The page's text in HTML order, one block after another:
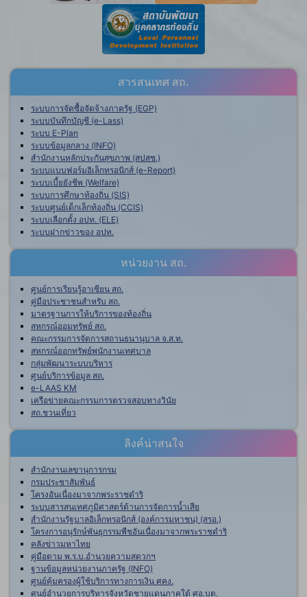
สารสนเทศ สถ.
ระบบการจัดซื้อจัดจ้างภาครัฐ (EGP)
ระบบบันทึกบัญชี (e-Lass)
ระบบ E-Plan
ระบบข้อมูลกลาง (INFO)
สำนักงานหลักประกันสุขภาพ (สปสช.)
ระบบแบบฟอร์มอิเล็กทรอนิกส์ (e-Report)
ระบบเบี้ยยังชีพ (Welfare)
ระบบการศึกษาท้องถิ่น (SIS)
ระบบศูนย์เด็กเล็กท้องถิ่น (CCIS)
ระบบเลือกตั้ง อปท. (ELE)
ระบบฝากข่าวของ อปท.
หน่วยงาน สถ.
ศูนย์การเรียนรู้อาเซียน สถ.
คู่มือประชาชนสำหรับ สถ.
มาตรฐานการให้บริการของท้องถิ่น
สหกรณ์ออมทรัพย์ สถ.
คณะกรรมการจัดการสถานธนานุบาล จ.ส.ท.
สหกรณ์ออกทรัพย์พนักงานเทศบาล
กลุ่มพัฒนาระบบบริหาร
ศูนย์บริการข้อมูล สถ.
e-LAAS KM
เครือข่ายคณะกรรมการตรวจสอบทางวินัย
สถ.ชวนเที่ยว
ลิงค์น่าสนใจ
สำนักงานเลขานุการกรม
กรมประชาสัมพันธ์
โครงอันเนื่องมาจากพระราชดำริ
ระบบสารสนเทศภูมิศาสตร์ด้านการจัดการน้ำเสีย
สำนักงานรัฐบาลอิเล็กทรอนิกส์ (องค์การมหาชน) (สรอ.)
โครงการอนุรักษ์พันธุกรรมพืชอันเนื่องมาจากพระราชดำริ
คลังข่าวมหาไทย
คู่มือตาม พ.ร.บ.อำนวยความสดวกฯ
ฐานข้อมูลหน่วยงานภาครัฐ (INFO)
ศูนย์คุ้มครองผู้ใช้บริการทางการเงิน ศคง.
ศูนย์อำนวยการบริหารจังหวัดชายแดนภาคใต้ ศอ.บต.